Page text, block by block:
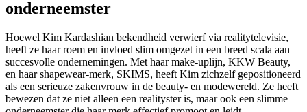
onderneemster
Hoewel Kim Kardashian bekendheid verwierf via realitytelevisie,
heeft ze haar roem en invloed slim omgezet in een breed scala aan
succesvolle ondernemingen. Met haar make-uplijn, KKW Beauty,
en haar shapewear-merk, SKIMS, heeft Kim zichzelf gepositioneerd
als een serieuze zakenvrouw in de beauty- en modewereld. Ze heeft
bewezen dat ze niet alleen een realityster is, maar ook een slimme